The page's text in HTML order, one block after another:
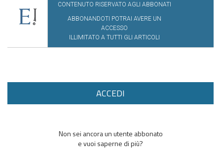
CONTENUTO RISERVATO AGLI ABBONATI
ABBONANDOTI POTRAI AVERE UN
ACCESSO
ILLIMITATO A TUTTI GLI ARTICOLI
ACCEDI
Non sei ancora un utente abbonato
e vuoi saperne di più?